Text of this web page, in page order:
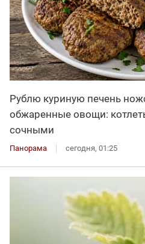
Рублю куриную печень
обжаренные овощи:
сочными
Панорама сегодня, 01:25